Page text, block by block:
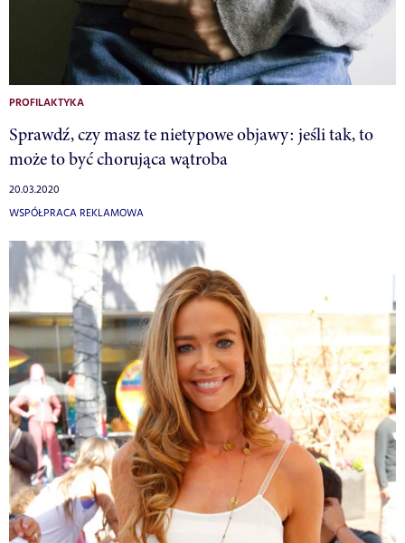
PROFILAKTYKA
Sprawdź, czy masz te nietypowe objawy: jeśli tak, to
może to być chorująca wątroba
20.03.2020
WSPÓŁPRACA REKLAMOWA